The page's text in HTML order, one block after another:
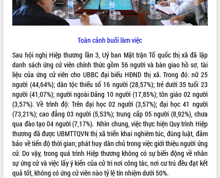
Toàn cảnh buổi làm việc
Sau hội nghị Hiệp thương lần 3, Uỷ ban Mặt trận Tổ quốc thị xã đã lập
danh sách ứng cử viên chính thức gồm 56 người và bàn giao hồ sơ, tài
liệu của ứng cử viên cho UBBC đại biểu HĐND thị xã. Trong đó: nữ 25
người (44,64%); dân tộc thiểu số 16 người (28,57%); trẻ dưới 35 tuổi 23
người (41,07%); người ngoài Đảng 10 người (17,85%); tôn giáo 02 người
(3,57%). Về trình độ: Trên đại học 02 người (3,57%); đại học 41 người
(73,21%); cao đẳng 03 người (5,53%); trung cấp 05 người (8,92%), chưa
qua đào tạo 04 người (7,17%). Nhìn chung, việc thực hiện Quy trình Hiệp
thương đã được UBMTTQVN thị xã triển khai nghiêm túc, đúng luật, đảm
bảo về tiến độ thời gian; phát huy dân chủ trong việc giới thiệu người ứng
cử. Do vậy, trong quá trình Hiệp thương không có sự biến động về nhân
sự ứng cử và việc lấy ý kiến của cử tri nơi công tác, nơi cư trú đều đạt kết
quả tốt, không có ứng cử viên nào tỷ lệ tín nhiệm dưới 50%.